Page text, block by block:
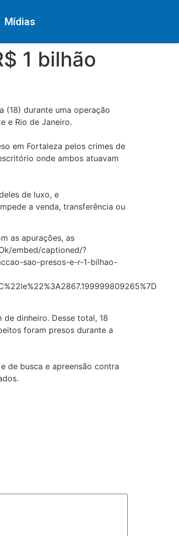
Mídias
1 bilhão
(18) durante uma operação
e Rio de Janeiro.
em Fortaleza pelos crimes de
onde ambos atuavam
de luxo, e
a venda, transferência ou
as apurações, as
embed/captioned/?
sao-presos-e-r-1-bilhao-
dinheiro. Desse total, 18
foram presos durante a
de busca e apreensão contra